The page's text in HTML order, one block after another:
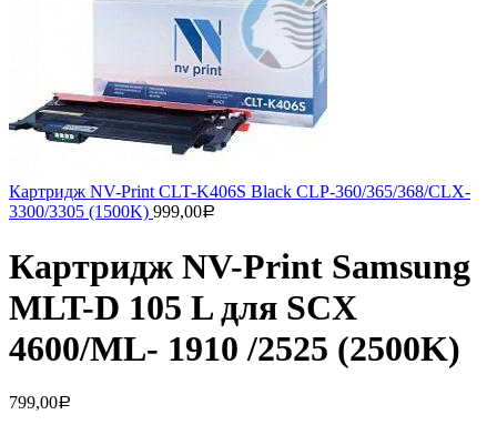
Картридж NV-Print CLT-K406S Black CLP-360/365/368/CLX-
3300/3305 (1500K) 999,00Р
Картридж NV-Print Samsung
MLT-D 105 L для SCX
4600/ML- 1910 /2525 (2500K)
799,00Р